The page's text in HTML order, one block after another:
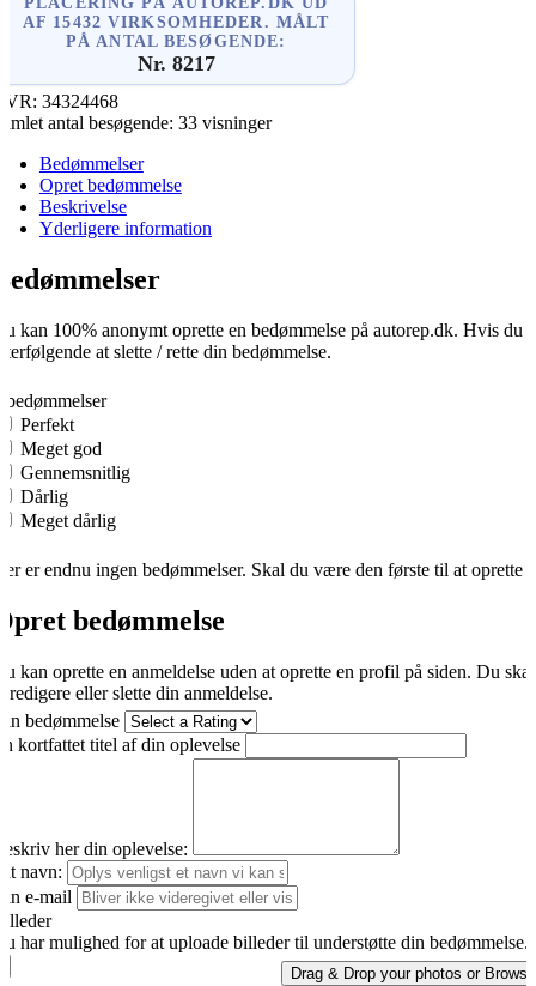
AF 15432 VIRKSOMHEDER. MÅLT
PÅ ANTAL BESØGENDE:
Nr. 8217
34324468
antal besøgende: 33 visninger
Bedømmelser
Opret bedømmelse
Beskrivelse
Yderligere information
kan 100% anonymt oprette en bedømmelse på autorep.dk. Hvis
at slette / rette din bedømmelse.
bedømmelser
Perfekt
Meget god
Gennemsnitlig
Dårlig
Meget dårlig
er endnu ingen bedømmelser. Skal du være den første til at oprette
bedømmelse
kan oprette en anmeldelse uden at oprette en profil på siden. Du
redigere eller slette din anmeldelse.
bedømmelse
kortfattet titel af din oplevelse
her din oplevelse:
navn:
e-mail
har mulighed for at uploade billeder til understøtte din bedømmelse.
Drag & Drop your photos or Browse